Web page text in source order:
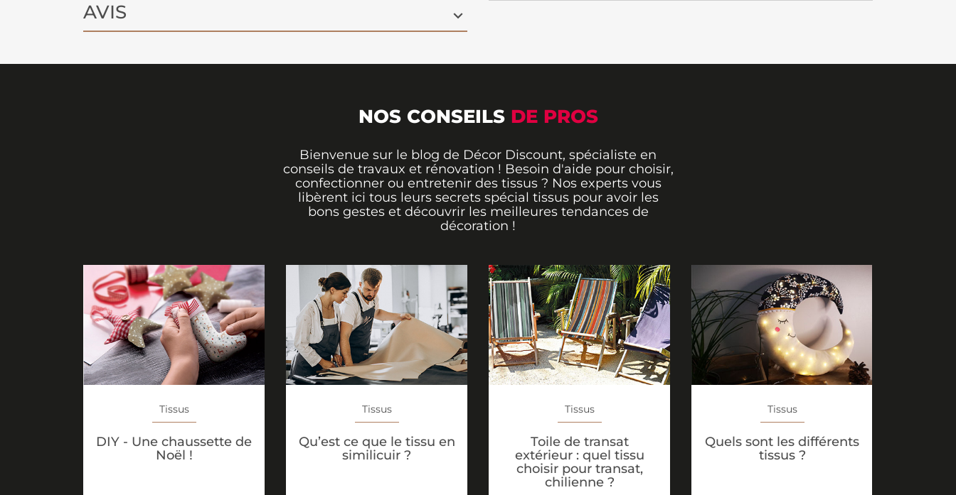
AVIS
NOS CONSEILS DE PROS
Bienvenue sur le blog de Décor Discount, spécialiste en
conseils de travaux et rénovation ! Besoin d'aide pour choisir,
confectionner ou entretenir des tissus ? Nos experts vous
libèrent ici tous leurs secrets spécial tissus pour avoir les
bons gestes et découvrir les meilleures tendances de
décoration !
Tissus
DIY - Une chaussette de
Noël !
Tissus
Qu’est ce que le tissu en
similicuir ?
Tissus
Toile de transat
extérieur : quel tissu
choisir pour transat,
chilienne ?
Tissus
Quels sont les différents
tissus ?